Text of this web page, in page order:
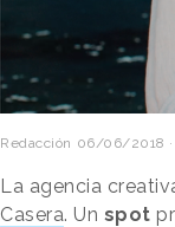
Redacción 06/06/2018 ·
La agencia
Casera. Un spot